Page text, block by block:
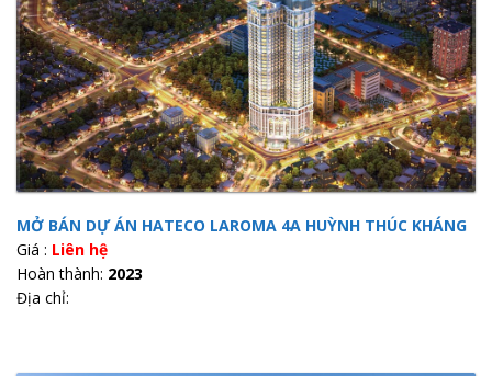
MỞ BÁN DỰ ÁN HATECO LAROMA 4A HUỲNH THÚC KHÁNG
Giá : Liên hệ
Hoàn thành: 2023
Địa chỉ: